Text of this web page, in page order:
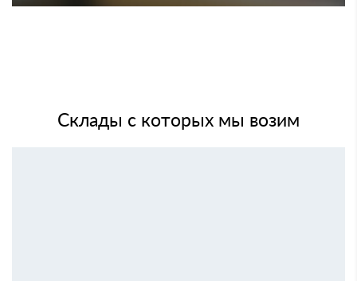
Склады с которых мы возим